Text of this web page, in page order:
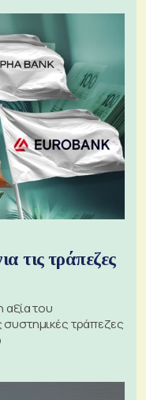
τις τράπεζες
αξία του
τράπεζες